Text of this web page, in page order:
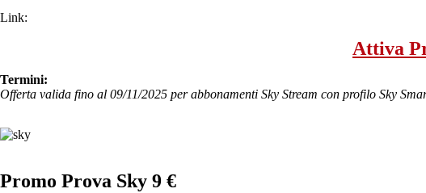
Link:
Attiva
Termini:
Offerta valida fino al 09/11/2025 per abbonamenti Sky Stream con profilo Sky
Promo Prova Sky 9 €